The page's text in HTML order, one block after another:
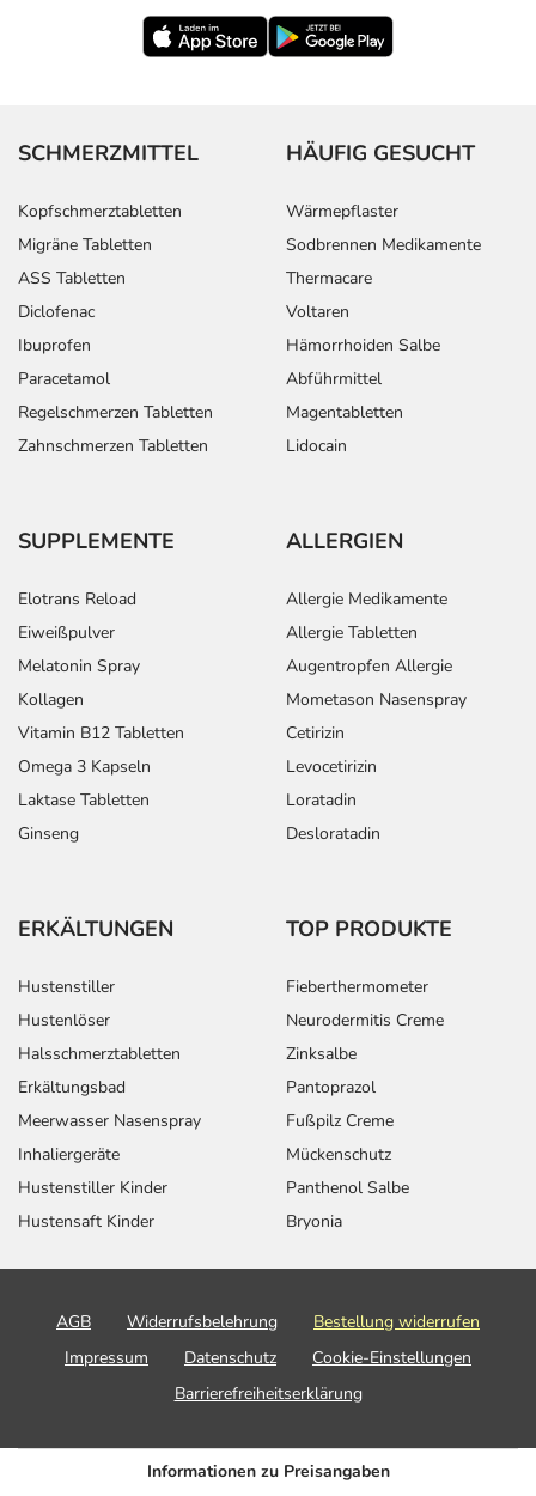
SCHMERZMITTEL
Kopfschmerztabletten
Migräne Tabletten
ASS Tabletten
Diclofenac
Ibuprofen
Paracetamol
Regelschmerzen Tabletten
Zahnschmerzen Tabletten
HÄUFIG GESUCHT
Wärmepflaster
Sodbrennen Medikamente
Thermacare
Voltaren
Hämorrhoiden Salbe
Abführmittel
Magentabletten
Lidocain
SUPPLEMENTE
Elotrans Reload
Eiweißpulver
Melatonin Spray
Kollagen
Vitamin B12 Tabletten
Omega 3 Kapseln
Laktase Tabletten
Ginseng
ALLERGIEN
Allergie Medikamente
Allergie Tabletten
Augentropfen Allergie
Mometason Nasenspray
Cetirizin
Levocetirizin
Loratadin
Desloratadin
ERKÄLTUNGEN
Hustenstiller
Hustenlöser
Halsschmerztabletten
Erkältungsbad
Meerwasser Nasenspray
Inhaliergeräte
Hustenstiller Kinder
Hustensaft Kinder
TOP PRODUKTE
Fieberthermometer
Neurodermitis Creme
Zinksalbe
Pantoprazol
Fußpilz Creme
Mückenschutz
Panthenol Salbe
Bryonia
AGB Widerrufsbelehrung
Bestellung widerrufen
Impressum
Datenschutz
Cookie-Einstellungen
Barrierefreiheitserklärung
Informationen zu Preisangaben